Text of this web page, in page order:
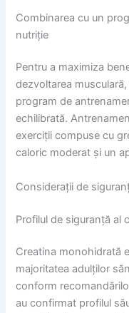
Combinarea cu un
nutriție
Pentru a maximiza
dezvoltarea
program de
echilibrată.
exerciții compuse cu
caloric moderat și un
Considerații de
Profilul de siguranță al
Creatina monohidrată
majoritatea adulților
conform
au confirmat profilul